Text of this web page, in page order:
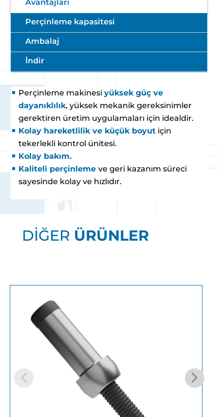
Avantajları
Perçinleme kapasitesi
Ambalaj
İndir
Perçinleme makinesiyüksek güç ve
dayanıklılık, yüksek mekanik gereksinimler
gerektiren üretim uygulamaları için idealdir.
Kolay hareketlilik ve küçük boyut için
tekerlekli kontrol ünitesi.
Kolay bakım.
Kaliteli perçinlemeve geri kazanım süreci
sayesinde kolay ve hızlıdır.
DİĞER ÜRÜNLER